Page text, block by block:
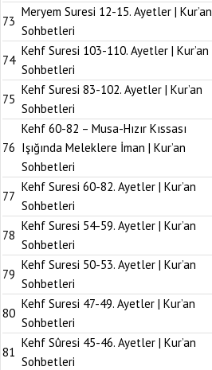
73
Meryem Suresi 12-15. Ayetler | Kur’an
Sohbetleri
74
Kehf Suresi 103-110. Ayetler | Kur’an
Sohbetleri
75
Kehf Suresi 83-102. Ayetler | Kur’an
Sohbetleri
76
Kehf 60-82 – Musa-Hızır Kıssası
Işığında Meleklere İman | Kur’an
Sohbetleri
77
Kehf Suresi 60-82. Ayetler | Kur’an
Sohbetleri
78
Kehf Suresi 54-59. Ayetler | Kur’an
Sohbetleri
79
Kehf Suresi 50-53. Ayetler | Kur’an
Sohbetleri
80
Kehf Suresi 47-49. Ayetler | Kur’an
Sohbetleri
81
Kehf Sûresi 45-46. Ayetler | Kur’an
Sohbetleri